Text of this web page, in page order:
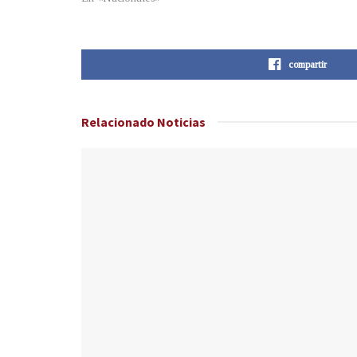
compartir
Relacionado Noticias